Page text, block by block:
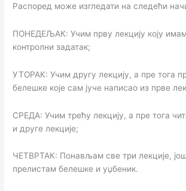
Распоред може изгледати на следећи
ПОНЕДЕЉАК: Учим прву лекцију коју
контролни задатак;
УТОРАК: Учим другу лекцију, а пре тога
белешке које сам јуче написао из прве
СРЕДА: Учим трећу лекцију, а пре тога
и друге лекције;
ЧЕТВРТАК: Понављам све три лекције,
прелистам белешке и уџбеник.